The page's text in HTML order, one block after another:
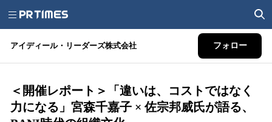
アイディール・リーダーズ株式会社 フォロー
＜開催レポート＞「違いは、コストではなく
力になる」宮森千嘉子 × 佐宗邦威氏が語る、